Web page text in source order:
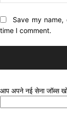
Website:Save my
time I comment.
आप अपने नई सेना जॉब्स